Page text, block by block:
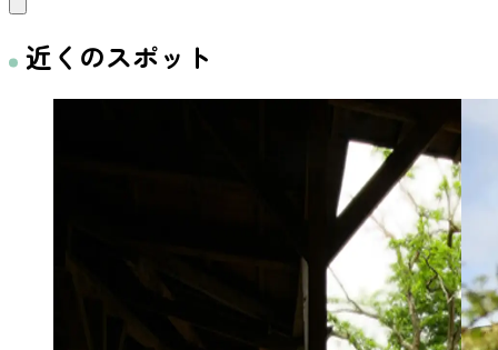
近くのスポット